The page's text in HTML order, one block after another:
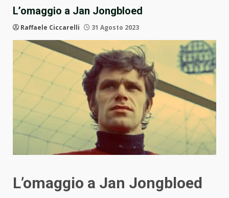
L’omaggio a Jan Jongbloed
Raffaele Ciccarelli 31 Agosto 2023
L’omaggio a Jan Jongbloed